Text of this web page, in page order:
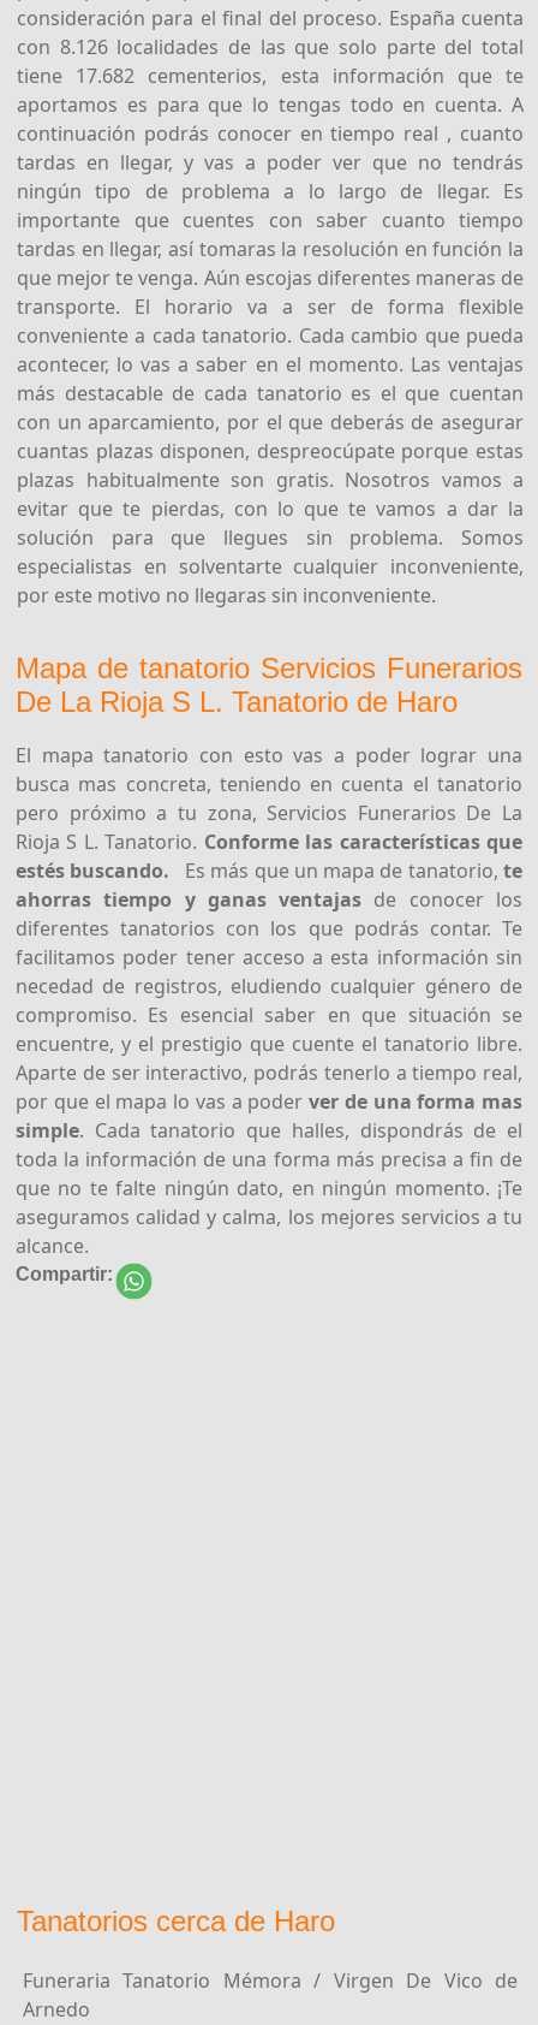
consideración para el final del proceso. España cuenta
con 8.126 localidades de las que solo parte del total
tiene 17.682 cementerios, esta información que te
aportamos es para que lo tengas todo en cuenta. A
continuación podrás conocer en tiempo real , cuanto
tardas en llegar, y vas a poder ver que no tendrás
ningún tipo de problema a lo largo de llegar. Es
importante que cuentes con saber cuanto tiempo
tardas en llegar, así tomaras la resolución en función la
que mejor te venga. Aún escojas diferentes maneras de
transporte. El horario va a ser de forma flexible
conveniente a cada tanatorio. Cada cambio que pueda
acontecer, lo vas a saber en el momento. Las ventajas
más destacable de cada tanatorio es el que cuentan
con un aparcamiento, por el que deberás de asegurar
cuantas plazas disponen, despreocúpate porque estas
plazas habitualmente son gratis. Nosotros vamos a
evitar que te pierdas, con lo que te vamos a dar la
solución para que llegues sin problema. Somos
especialistas en solventarte cualquier inconveniente,
por este motivo no llegaras sin inconveniente.
Mapa de tanatorio Servicios Funerarios
De La Rioja S L. Tanatorio de Haro
El mapa tanatorio con esto vas a poder lograr una
busca mas concreta, teniendo en cuenta el tanatorio
pero próximo a tu zona, Servicios Funerarios De La
Rioja S L. Tanatorio. Conforme las características que
estés buscando. Es más que un mapa de tanatorio,te
ahorras tiempo y ganas ventajas de conocer los
diferentes tanatorios con los que podrás contar. Te
facilitamos poder tener acceso a esta información sin
necedad de registros, eludiendo cualquier género de
compromiso. Es esencial saber en que situación se
encuentre, y el prestigio que cuente el tanatorio libre.
Aparte de ser interactivo, podrás tenerlo a tiempo real,
por que el mapa lo vas a poder ver de una forma mas
simple. Cada tanatorio que halles, dispondrás de el
toda la información de una forma más precisa a fin de
que no te falte ningún dato, en ningún momento. ¡Te
aseguramos calidad y calma, los mejores servicios a tu
alcance.
Compartir:
Tanatorios cerca de Haro
Funeraria Tanatorio Mémora / Virgen De Vico de
Arnedo